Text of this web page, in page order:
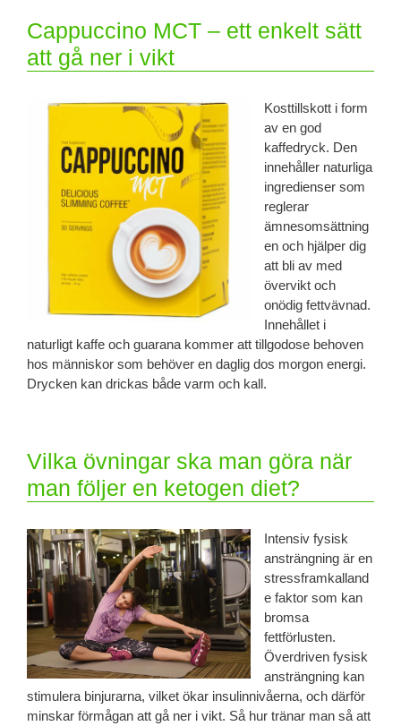
Cappuccino MCT – ett enkelt sätt
att gå ner i vikt
Kosttillskott i form
av en god
kaffedryck. Den
innehåller naturliga
ingredienser som
reglerar
ämnesomsättning
en och hjälper dig
att bli av med
övervikt och
onödig fettvävnad.
Innehållet i
naturligt kaffe och guarana kommer att tillgodose behoven
hos människor som behöver en daglig dos morgon energi.
Drycken kan drickas både varm och kall.
Vilka övningar ska man göra när
man följer en ketogen diet?
Intensiv fysisk
ansträngning är en
stressframkalland
e faktor som kan
bromsa
fettförlusten.
Överdriven fysisk
ansträngning kan
stimulera binjurarna, vilket ökar insulinnivåerna, och därför
minskar förmågan att gå ner i vikt. Så hur tränar man så att